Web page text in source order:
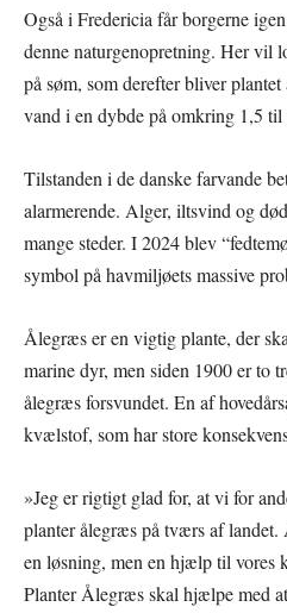
Også i Fredericia får borgerne
denne naturgenopretning. Her vil
på søm, som derefter bliver
vand i en dybde på omkring 1,5 til
Tilstanden i de danske farvande
alarmerende. Alger, iltsvind og
mange steder. I 2024 blev
symbol på havmiljøets massive
Ålegræs er en vigtig plante, der
marine dyr, men siden 1900 er to
ålegræs forsvundet. En af
kvælstof, som har store
»Jeg er rigtigt glad for, at vi for
planter ålegræs på tværs af
en løsning, men en hjælp til vores
Planter Ålegræs skal hjælpe med